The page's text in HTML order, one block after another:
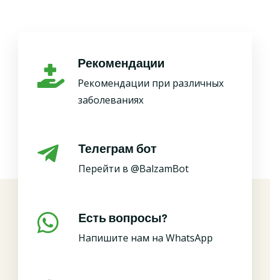
Рекомендации
Рекомендации при различных
заболеваниях
Телеграм бот
Перейти в @BalzamBot
Есть вопросы?
Напишите нам на WhatsApp